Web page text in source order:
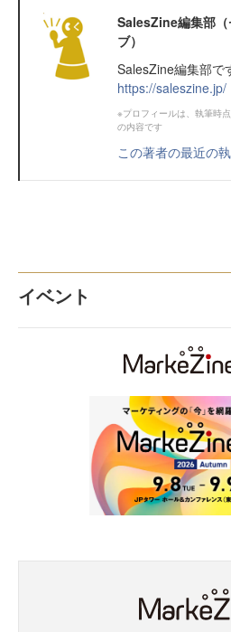
SalesZine編集部（
ブ）
SalesZine編集部で
https://saleszine.jp/
※プロフィールは、執筆時
の内容です
この著者の最近の
イベント